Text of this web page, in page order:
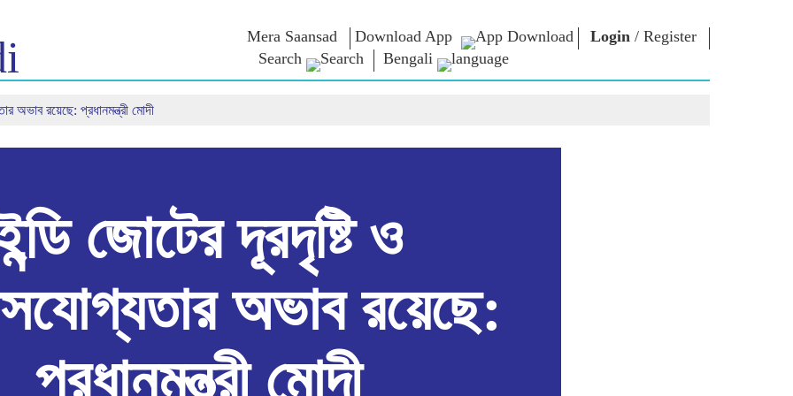
Mera Saansad Download App Login / Register
Search
Bengali
শাসন
ব্লগ
অভাব রয়েছে: প্রধানমন্ত্রী মোদী
জোটের দূরদৃষ্টি ও
অভাব রয়েছে:
প্রধানমন্ত্রী মোদী